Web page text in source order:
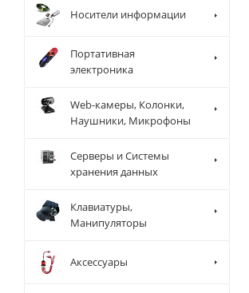
Носители информации
Портативная
электроника
Web-камеры, Колонки,
Наушники, Микрофоны
Серверы и Системы
хранения данных
Клавиатуры,
Манипуляторы
Аксессуары